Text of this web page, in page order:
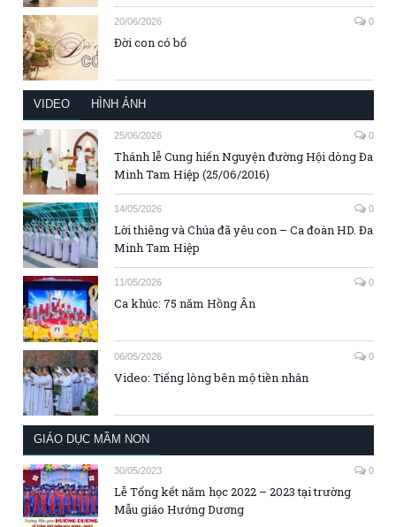
20/06/2026 0
Đời con có bố
VIDEO HÌNH ẢNH
25/06/2026 0
Thánh lễ Cung hiến Nguyện đường Hội dòng Đa
Minh Tam Hiệp (25/06/2016)
14/05/2026 0
Lời thiêng và Chúa đã yêu con – Ca đoàn HD. Đa
Minh Tam Hiệp
11/05/2026 0
Ca khúc: 75 năm Hồng Ân
06/05/2026 0
Video: Tiếng lòng bên mộ tiền nhân
GIÁO DỤC MẦM NON
30/05/2023 0
Lễ Tổng kết năm học 2022 – 2023 tại trường
Mẫu giáo Hướng Dương